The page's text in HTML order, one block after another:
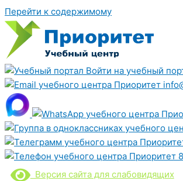
Перейти к содержимому
Войти на учебный
Версия сайта для слабовидящих